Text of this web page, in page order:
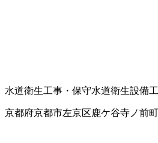
水道衛生工事・保守水道衛生設備
京都府京都市左京区鹿ケ谷寺ノ前